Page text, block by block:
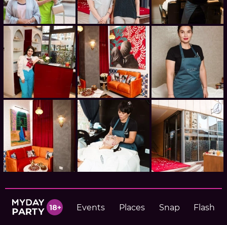
Events Places Snap Flash